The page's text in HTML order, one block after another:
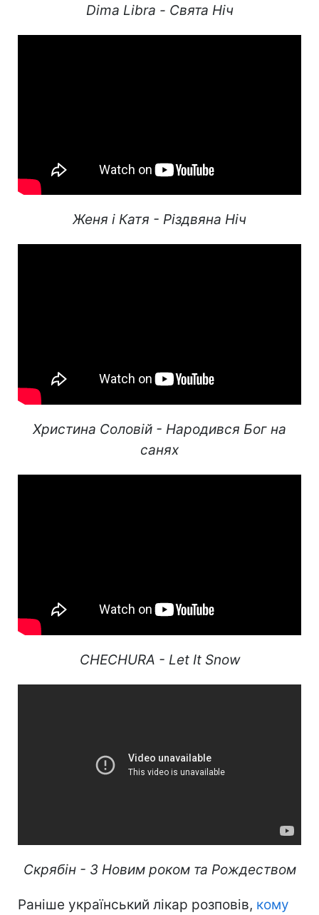
Dima Libra - Свята Ніч
Женя і Катя - Різдвяна Ніч
Христина Соловій - Народився Бог на
санях
CHECHURA - Let It Snow
Скрябін - З Новим роком та Рождеством
Раніше український лікар розповів, кому